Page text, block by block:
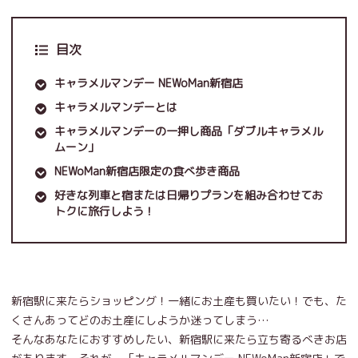
目次
キャラメルマンデー NEWoMan新宿店
キャラメルマンデーとは
キャラメルマンデーの一押し商品「ダブルキャラメル
ムーン」
NEWoMan新宿店限定の食べ歩き商品
好きな列車と宿または日帰りプランを組み合わせてお
トクに旅行しよう！
新宿駅に来たらショッピング！一緒にお土産も買いたい！でも、た
くさんあってどのお土産にしようか迷ってしまう…
そんなあなたにおすすめしたい、新宿駅に来たら立ち寄るべきお店